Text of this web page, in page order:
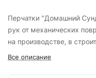
Перчатки "Домашний
рук от механических
на производстве, в
Все описание